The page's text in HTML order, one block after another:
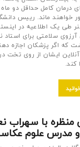
درمان کامل حداقل دو ماه
خواهند ماند. رییس
طی یک اطلاعیه در
سلامتی برای استاد
که اگر پزشکان اجازه
ایشان از روی تخت
کند.
با سهراب
مدرس علوم